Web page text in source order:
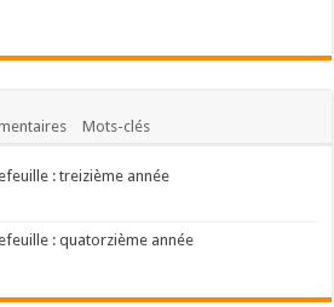
Mots-clés
: treizième année
: quatorzième année